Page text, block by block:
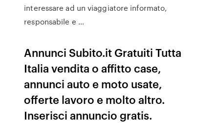
interessare ad un viaggiatore informato,
responsabile e …
Annunci Subito.it Gratuiti Tutta
Italia vendita o affitto case,
annunci auto e moto usate,
offerte lavoro e molto altro.
Inserisci annuncio gratis.